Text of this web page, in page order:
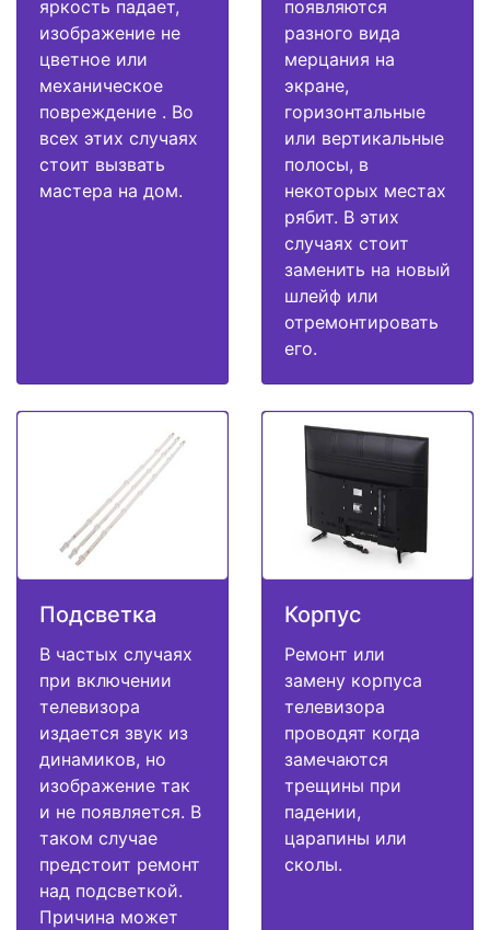
яркость падает,
изображение не
цветное или
механическое
повреждение . Во
всех этих случаях
стоит вызвать
мастера на дом.
появляются
разного вида
мерцания на
экране,
горизонтальные
или вертикальные
полосы, в
некоторых местах
рябит. В этих
случаях стоит
заменить на новый
шлейф или
отремонтировать
его.
Подсветка
В частых случаях
при включении
телевизора
издается звук из
динамиков, но
изображение так
и не появляется. В
таком случае
предстоит ремонт
над подсветкой.
Причина может
Корпус
Ремонт или
замену корпуса
телевизора
проводят когда
замечаются
трещины при
падении,
царапины или
сколы.